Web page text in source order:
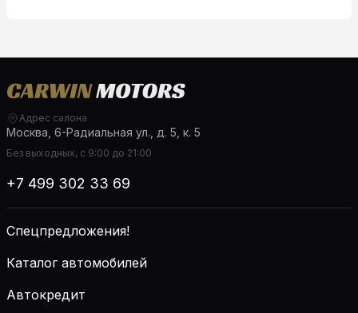
Адрес салона
Москва, 6-Радиальная ул., д. 5, к. 5
Без выходных, с 9:00 до 21:00
+7 499 302 33 69
Спецпредложения!
Каталог автомобилей
Автокредит